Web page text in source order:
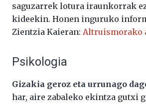
saguzarrek lotura iraunkorrak
kideekin. Honen inguruko
Zientzia Kaieran: Altruismorako
Psikologia
Gizakia geroz eta urrunago
har, aire zabaleko ekintza gutxi